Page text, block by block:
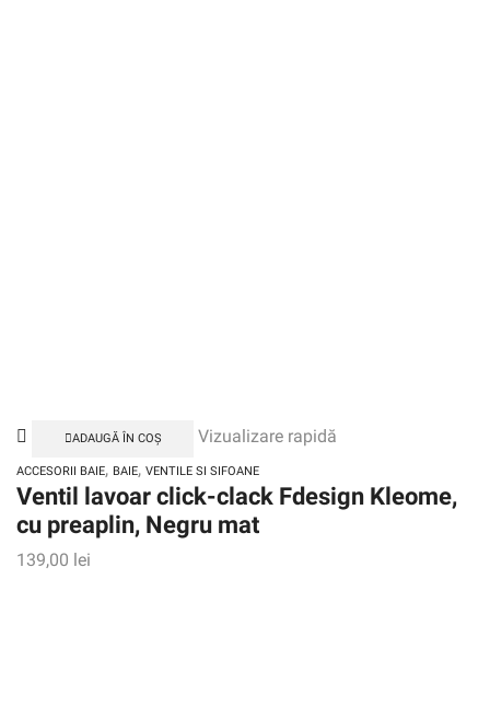
ADAUGĂ ÎN COȘ Vizualizare rapidă
ACCESORII BAIE, BAIE, VENTILE SI SIFOANE
Ventil lavoar click-clack Fdesign Kleome,
cu preaplin, Negru mat
139,00 lei